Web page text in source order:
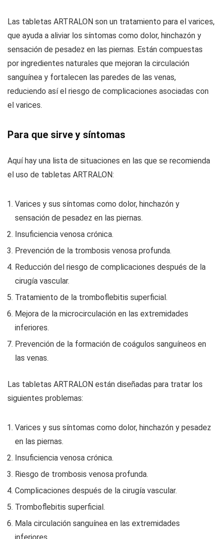
Las tabletas ARTRALON son un tratamiento para el varices,
que ayuda a aliviar los síntomas como dolor, hinchazón y
sensación de pesadez en las piernas. Están compuestas
por ingredientes naturales que mejoran la circulación
sanguínea y fortalecen las paredes de las venas,
reduciendo así el riesgo de complicaciones asociadas con
el varices.
Para que sirve y síntomas
Aquí hay una lista de situaciones en las que se recomienda
el uso de tabletas ARTRALON:
Varices y sus síntomas como dolor, hinchazón y
sensación de pesadez en las piernas.
Insuficiencia venosa crónica.
Prevención de la trombosis venosa profunda.
Reducción del riesgo de complicaciones después de la
cirugía vascular.
Tratamiento de la tromboflebitis superficial.
Mejora de la microcirculación en las extremidades
inferiores.
Prevención de la formación de coágulos sanguíneos en
las venas.
Las tabletas ARTRALON están diseñadas para tratar los
siguientes problemas:
Varices y sus síntomas como dolor, hinchazón y pesadez
en las piernas.
Insuficiencia venosa crónica.
Riesgo de trombosis venosa profunda.
Complicaciones después de la cirugía vascular.
Tromboflebitis superficial.
Mala circulación sanguínea en las extremidades